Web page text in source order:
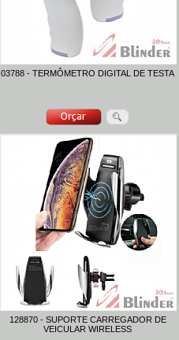
03788 - TERMÔMETRO DIGITAL DE TESTA
128870 - SUPORTE CARREGADOR DE
VEICULAR WIRELESS